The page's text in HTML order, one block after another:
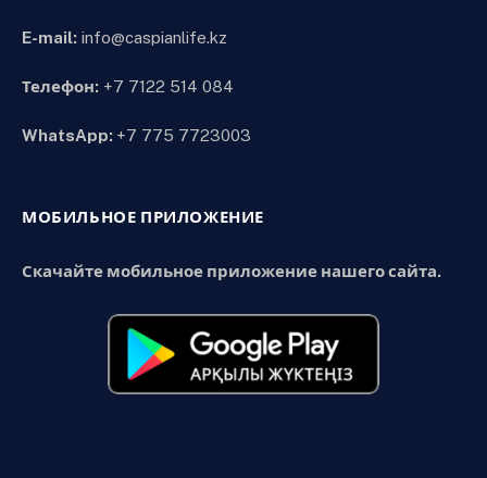
E-mail: info@caspianlife.kz
Телефон: +7 7122 514 084
WhatsApp: +7 775 7723003
МОБИЛЬНОЕ ПРИЛОЖЕНИЕ
Скачайте мобильное приложение нашего сайта.